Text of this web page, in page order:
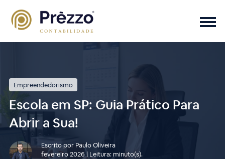
Empreendedorismo
Escola em SP: Guia Prático Para
Abrir a Sua!
Escrito por Paulo Oliveira
fevereiro 2026 | Leitura: minuto(s).